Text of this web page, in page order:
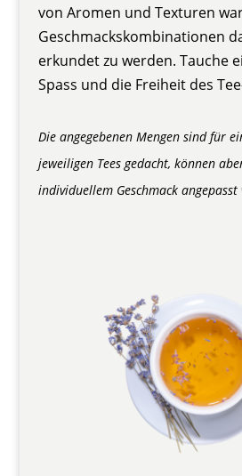
von Aromen und Texturen
Geschmackskombinationen
erkundet zu werden. Tauche
Spass und die Freiheit des
Die angegebenen Mengen sind für
jeweiligen Tees gedacht, können
individuellem Geschmack angepasst